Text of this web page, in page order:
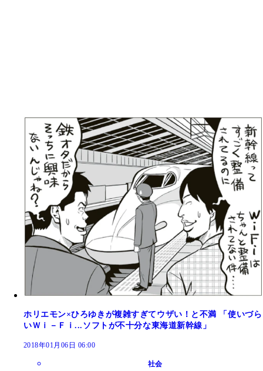
ホリエモン×ひろゆきが複雑すぎてウザい！と不満 「使いづら
いＷｉ－Ｆｉ...ソフトが不十分な東海道新幹線」
2018年01月06日 06:00
社会